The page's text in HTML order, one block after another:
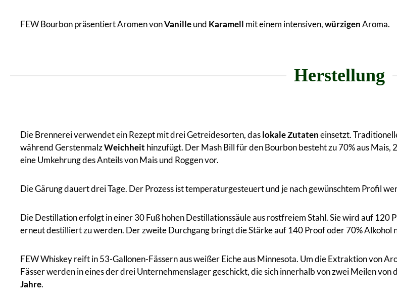
FEW Bourbon präsentiert Aromen vonVanilleund Karamell mit einem intensiven,würzigenAroma.
Herstellung
Die Brennerei verwendet ein Rezept mit drei Getreidesorten, daslokale Zutateneinsetzt.
während GerstenmalzWeichheit hinzufügt. Der Mash Bill für den Bourbon besteht zu 70% aus Mais,
eine Umkehrung des Anteils von Mais und Roggen vor.
Die Gärung dauert drei Tage. Der Prozess ist temperaturgesteuert und je nach gewünschtem Profil
Die Destillation erfolgt in einer 30 Fuß hohen Destillationssäule aus rostfreiem Stahl. Sie wird auf
erneut destilliert zu werden. Der zweite Durchgang bringt die Stärke auf 140 Proof oder 70% Alkohol
FEW Whiskey reift in 53-Gallonen-Fässern aus weißer Eiche aus Minnesota. Um die Extraktion von
Fässer werden in eines der drei Unternehmenslager geschickt, die sich innerhalb von zwei Meilen
Jahre.